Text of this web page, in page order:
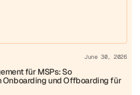
June 30, 2026
für MSPs: So
Onboarding und Offboarding für